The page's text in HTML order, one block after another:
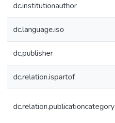
dc.institutionauthor
dc.language.iso
dc.publisher
dc.relation.ispartof
dc.relation.publicationcategory